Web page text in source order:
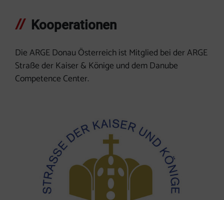
Kooperationen
Die ARGE Donau Österreich ist Mitglied bei der ARGE
Straße der Kaiser & Könige und dem Danube
Competence Center.